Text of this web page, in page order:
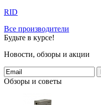
RID
Все производители
Будьте в курсе!
Новости, обзоры и акции
Обзоры и советы